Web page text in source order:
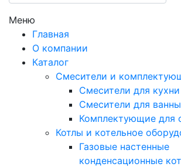
Меню
Главная
О компании
Каталог
Смесители и
Смесители для кухни
Смесители для ванны
Комплектующие для
Котлы и котельное
Газовые настенные
конденсационные